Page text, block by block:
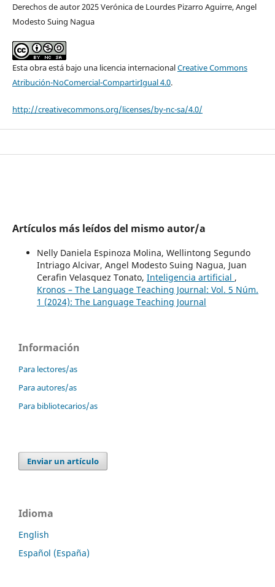
Derechos de autor 2025 Verónica de Lourdes Pizarro Aguirre, Angel
Modesto Suing Nagua
Esta obra está bajo una licencia internacionalCreative Commons
Atribución-NoComercial-CompartirIgual 4.0.
http://creativecommons.org/licenses/by-nc-sa/4.0/
Artículos más leídos del mismo autor/a
Nelly Daniela Espinoza Molina, Wellintong Segundo
Intriago Alcivar, Angel Modesto Suing Nagua, Juan
Cerafin Velasquez Tonato, Inteligencia artificial ,
Kronos – The Language Teaching Journal: Vol. 5 Núm.
1 (2024): The Language Teaching Journal
Información
Para lectores/as
Para autores/as
Para bibliotecarios/as
Enviar un artículo
Idioma
English
Español (España)